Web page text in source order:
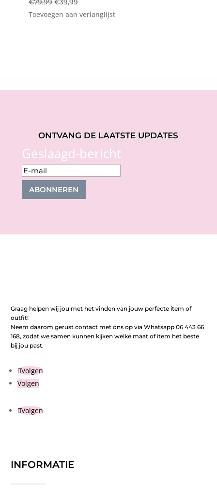
€79,99
prijs
€39,99
prijs
Toevoegen aan verlanglijst
ONTVANG DE LAATSTE UPDATES
Geslaagd-bericht
ABONNEREN
Graag helpen wij jou met het vinden van jouw perfecte item of
outfit!
Neem daarom gerust contact met ons op via Whatsapp 06 443 66
168, zodat we samen kunnen kijken welke maat of item het beste
bij jou past.
Volgen
Volgen
Volgen
INFORMATIE